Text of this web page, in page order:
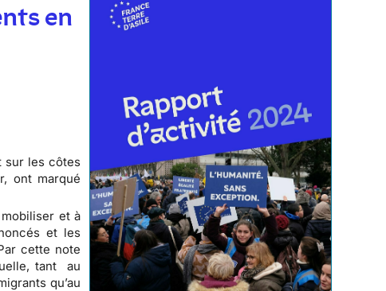
en
sur les côtes
ont marqué
et à
et les
cette note
tant au
qu’au